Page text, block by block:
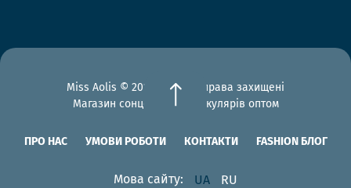
Miss Aolis © 2012-2026 Всі права захищені
Магазин сонцезахисних окулярів оптом
ПРО НАС УМОВИ РОБОТИ КОНТАКТИ FASHION БЛОГ
Мова сайту: UA RU